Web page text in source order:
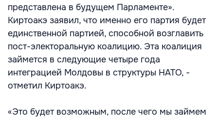
представлена в будущем Парламенте».
Киртоакэ заявил, что именно его партия будет
единственной партией, способной возглавить
пост-электоральную коалицию. Эта коалиция
займется в следующие четыре года
интеграцией Молдовы в структуры НАТО, -
отметил Киртоакэ.
«Это будет возможным, после чего мы займем